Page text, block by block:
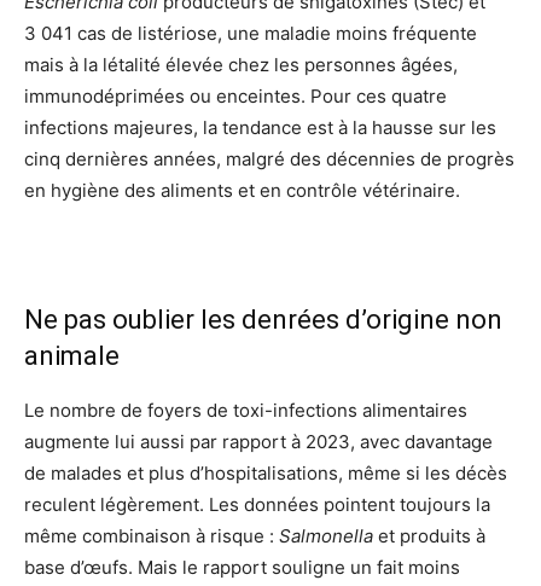
3 041 cas de listériose, une maladie moins fréquente
mais à la létalité élevée chez les personnes âgées,
immunodéprimées ou enceintes. Pour ces quatre
infections majeures, la tendance est à la hausse sur les
cinq dernières années, malgré des décennies de progrès
en hygiène des aliments et en contrôle vétérinaire.
Ne pas oublier les denrées d’origine non
animale
Le nombre de foyers de toxi-infections alimentaires
augmente lui aussi par rapport à 2023, avec davantage
de malades et plus d’hospitalisations, même si les décès
reculent légèrement. Les données pointent toujours la
même combinaison à risque : Salmonella et produits à
base d’œufs. Mais le rapport souligne un fait moins